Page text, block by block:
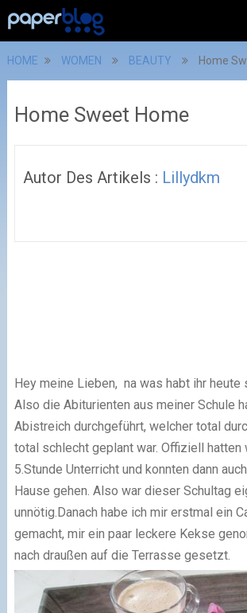
HOME WOMEN BEAUTY Home
Home Sweet Home
Autor Des Artikels : Lillydkm
Hey meine Lieben, na was habt ihr heute
Also die Abiturienten aus meiner Schule
Abistreich durchgeführt, welcher total
total schlecht geplant war. Offiziell hatten
5.Stunde Unterricht und konnten dann
Hause gehen. Also war dieser Schultag
unnötig.Danach habe ich mir erstmal ein
gemacht, mir ein paar leckere Kekse
nach draußen auf die Terrasse gesetzt.